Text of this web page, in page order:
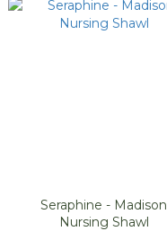
Seraphine - Madison
Nursing Shawl